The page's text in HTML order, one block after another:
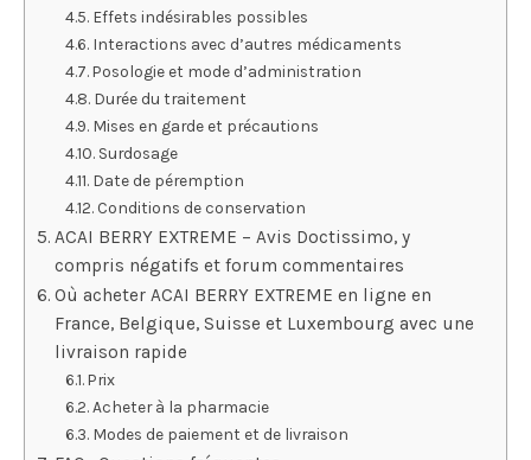
Effets indésirables possibles
Interactions avec d’autres médicaments
Posologie et mode d’administration
Durée du traitement
Mises en garde et précautions
Surdosage
Date de péremption
Conditions de conservation
ACAI BERRY EXTREME – Avis Doctissimo, y
compris négatifs et forum commentaires
Où acheter ACAI BERRY EXTREME en ligne en
France, Belgique, Suisse et Luxembourg avec une
livraison rapide
Prix
Acheter à la pharmacie
Modes de paiement et de livraison